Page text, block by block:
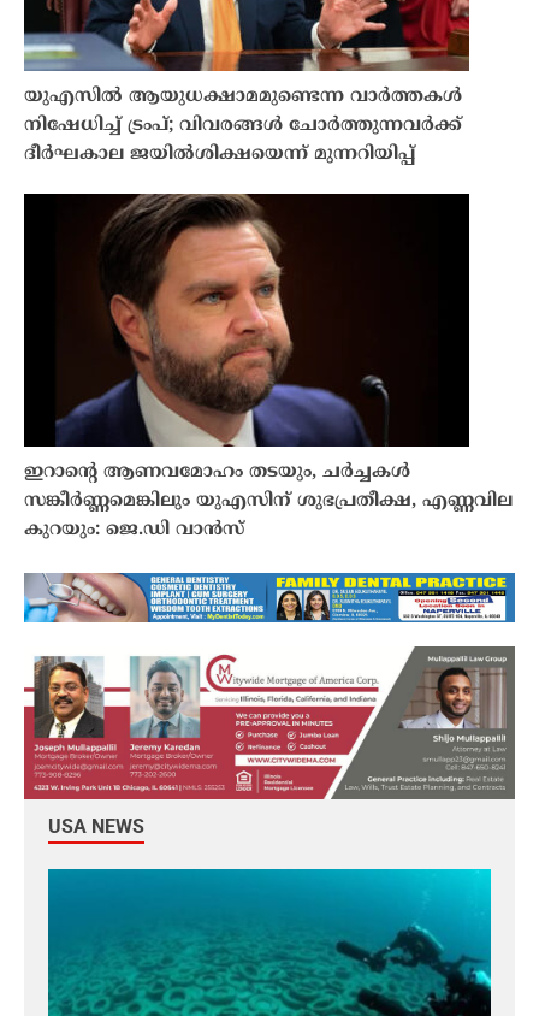
യുഎസിൽ ആയുധക്ഷാമമുണ്ടെന്ന വാർത്തകൾ
നിഷേധിച്ച് ട്രംപ്; വിവരങ്ങൾ ചോർത്തുന്നവർക്ക്
ദീർഘകാല ജയിൽശിക്ഷയെന്ന് മുന്നറിയിപ്പ്
ഇറാൻ്റെ ആണവമോഹം തടയും, ചർച്ചകൾ
സങ്കീർണ്ണമെങ്കിലും യുഎസിന് ശുഭപ്രതീക്ഷ, എണ്ണവില
കുറയും: ജെ.ഡി വാൻസ്
USA NEWS